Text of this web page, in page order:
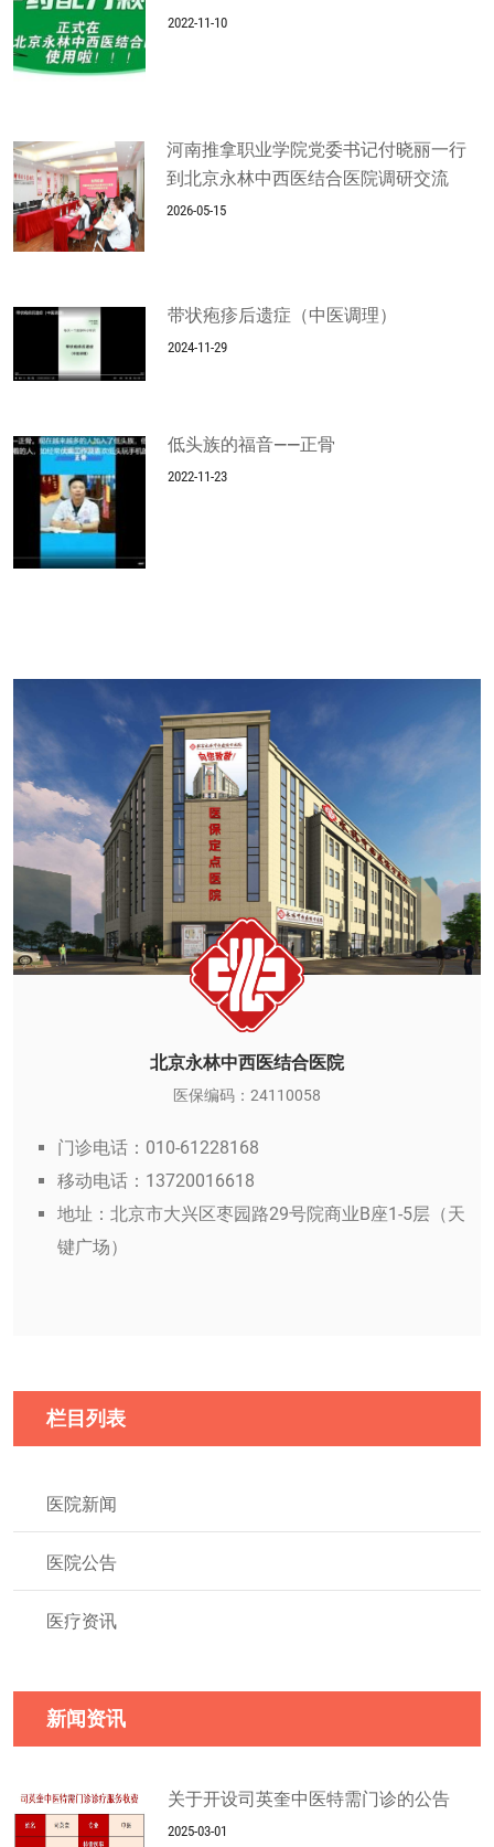
2022-11-10
河南推拿职业学院党委书记付晓丽一行
到北京永林中西医结合医院调研交流
2026-05-15
带状疱疹后遗症（中医调理）
2024-11-29
低头族的福音——正骨
2022-11-23
北京永林中西医结合医院
医保编码：24110058
门诊电话：010-61228168
移动电话：13720016618
地址：北京市大兴区枣园路29号院商业B座1-5层（天
键广场）
栏目列表
医院新闻
医院公告
医疗资讯
新闻资讯
关于开设司英奎中医特需门诊的公告
2025-03-01